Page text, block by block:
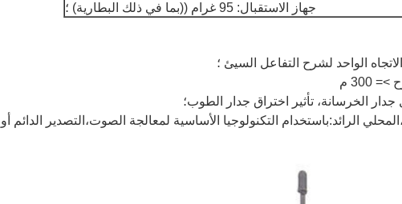
جهاز الاستقبال: 95 غرام ((بما في ذلك البطارية) ؛
الرائد:باستخدام التكنولوجيا الأساسية لمعالجة الصوت،التصدير الدائم